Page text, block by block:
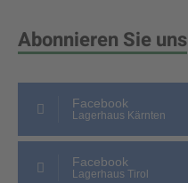
Abonnieren Sie uns
Facebook
Lagerhaus Kärnten
Facebook
Lagerhaus Tirol